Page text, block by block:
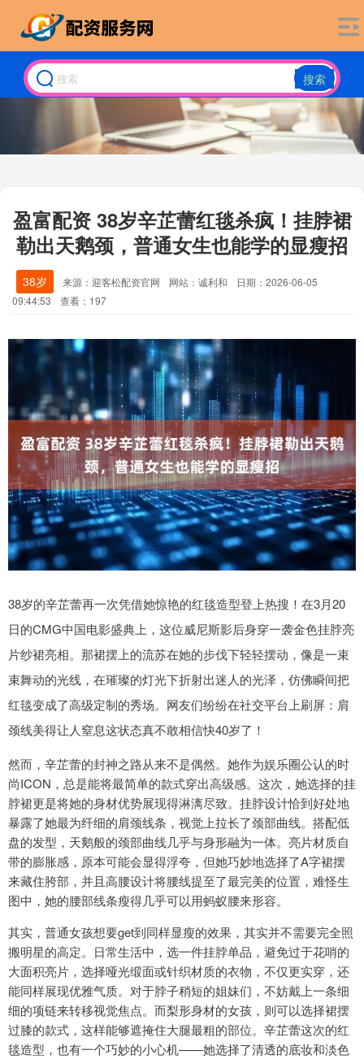
搜索
盈富配资 38岁辛芷蕾红毯杀疯！挂脖裙
勒出天鹅颈，普通女生也能学的显瘦招
38岁 来源：迎客松配资官网 网站：诚利和
日期：2026-06-05
09:44:53
查看：197
38岁的辛芷蕾再一次凭借她惊艳的红毯造型登上热搜！在3月20
日的CMG中国电影盛典上，这位威尼斯影后身穿一袭金色挂脖亮
片纱裙亮相。那裙摆上的流苏在她的步伐下轻轻摆动，像是一束
束舞动的光线，在璀璨的灯光下折射出迷人的光泽，仿佛瞬间把
红毯变成了高级定制的秀场。网友们纷纷在社交平台上刷屏：肩
颈线美得让人窒息这状态真不敢相信快40岁了！
然而，辛芷蕾的封神之路从来不是偶然。她作为娱乐圈公认的时
尚ICON，总是能将最简单的款式穿出高级感。这次，她选择的挂
脖裙更是将她的身材优势展现得淋漓尽致。挂脖设计恰到好处地
暴露了她最为纤细的肩颈线条，视觉上拉长了颈部曲线。搭配低
盘的发型，天鹅般的颈部曲线几乎与身形融为一体。亮片材质自
带的膨胀感，原本可能会显得浮夸，但她巧妙地选择了A字裙摆
来藏住胯部，并且高腰设计将腰线提至了最完美的位置，难怪生
图中，她的腰部线条瘦得几乎可以用蚂蚁腰来形容。
其实，普通女孩想要get到同样显瘦的效果，其实并不需要完全照
搬明星的高定。日常生活中，选一件挂脖单品，避免过于花哨的
大面积亮片，选择哑光缎面或针织材质的衣物，不仅更实穿，还
能同样展现优雅气质。对于脖子稍短的姐妹们，不妨戴上一条细
细的项链来转移视觉焦点。而梨形身材的女孩，则可以选择裙摆
过膝的款式，这样能够遮掩住大腿最粗的部位。辛芷蕾这次的红
毯造型，也有一个巧妙的小心机——她选择了清透的底妆和淡色